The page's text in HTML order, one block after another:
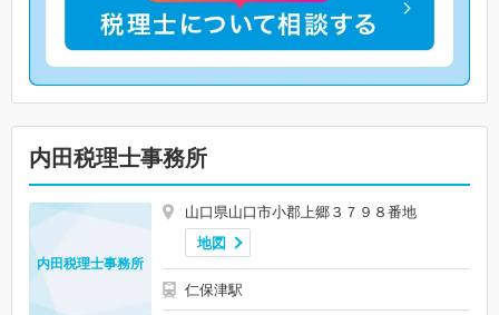
内田税理士事務所
山口県山口市小郡上郷３７９８番地
地図
仁保津駅
内田税理士事務所